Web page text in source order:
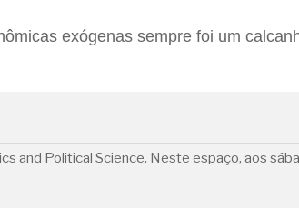
exógenas sempre foi um
and Political Science. Neste espaço, aos